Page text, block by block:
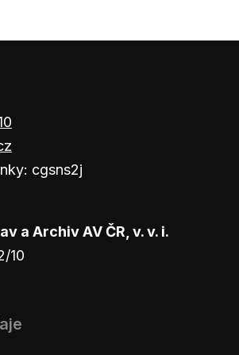
cgsns2j
a Archiv AV ČR, v. v. i.
10